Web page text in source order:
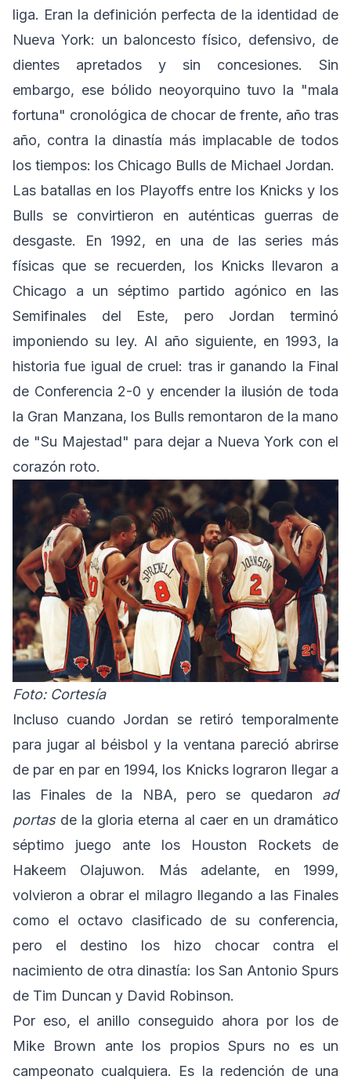
liga. Eran la definición perfecta de la identidad de
Nueva York: un baloncesto físico, defensivo, de
dientes apretados y sin concesiones. Sin
embargo, ese bólido neoyorquino tuvo la "mala
fortuna" cronológica de chocar de frente, año tras
año, contra la dinastía más implacable de todos
los tiempos: los Chicago Bulls de Michael Jordan.
Las batallas en los Playoffs entre los Knicks y los
Bulls se convirtieron en auténticas guerras de
desgaste. En 1992, en una de las series más
físicas que se recuerden, los Knicks llevaron a
Chicago a un séptimo partido agónico en las
Semifinales del Este, pero Jordan terminó
imponiendo su ley. Al año siguiente, en 1993, la
historia fue igual de cruel: tras ir ganando la Final
de Conferencia 2-0 y encender la ilusión de toda
la Gran Manzana, los Bulls remontaron de la mano
de "Su Majestad" para dejar a Nueva York con el
corazón roto.
Foto: Cortesía
Incluso cuando Jordan se retiró temporalmente
para jugar al béisbol y la ventana pareció abrirse
de par en par en 1994, los Knicks lograron llegar a
las Finales de la NBA, pero se quedaron ad
portasde la gloria eterna al caer en un dramático
séptimo juego ante los Houston Rockets de
Hakeem Olajuwon. Más adelante, en 1999,
volvieron a obrar el milagro llegando a las Finales
como el octavo clasificado de su conferencia,
pero el destino los hizo chocar contra el
nacimiento de otra dinastía: los San Antonio Spurs
de Tim Duncan y David Robinson.
Por eso, el anillo conseguido ahora por los de
Mike Brown ante los propios Spurs no es un
campeonato cualquiera. Es la redención de una